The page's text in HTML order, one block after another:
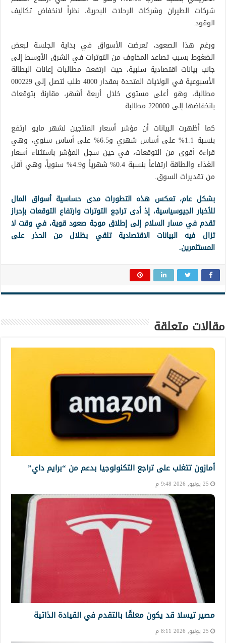
شركات الطيران وشركات الرحلات البحرية، نظراً لانخفاض تكاليف
الوقود.
ورغم هذا الصعود، تعرضت الأسواق في بداية الجلسة لبعض
الضغوط بسبب تصاعد المخاوف من التوترات في الشرق الأوسط إلى
جانب بيانات اقتصادية سلبية، حيث ارتفعت مطالبات إعانات البطالة
الأسبوعية في الولايات المتحدة بمقدار 4000 طلب لتصل إلى 000229
مطالبة، وهو أعلى مستوى خلال أربعة أشهر، مقارنة بتوقعات
بانخفاضها إلى 220000 مطالبة.
كما أظهرت البيانات أن مؤشر أسعار المنتجين لشهر مايو ارتفع
بنسبة 1.1% على أساس شهري و6.5% على أساس سنوي، وهي
قراءة أقوى من التوقعات، في حين سجل المؤشر باستثناء أسعار
الغذاء والطاقة ارتفاعاً بنسبة 0.4% شهرياً و4.9% سنوياً، وهي أقل
من تقديرات السوق.
بشكل عام، تعكس هذه التطورات مدى حساسية أسواق المال
للأخبار الجيوسياسية، إذ أدى تراجع التوترات وارتفاع التوقعات بإحراز
تقدم في مسار السلام إلى إطلاق موجة صعود قوية، في وقت لا
تزال فيه البيانات الاقتصادية تلقي بظلال من الحذر على
المستثمرين.
مقالات متعلقة
أمازون تتغلب على تراجع التكنولوجيا بدعم من “برايم داي”
25 يونيو, 2026 9:48 م
مصير تيسلا قد يكون معلقًا بالتقدم في القيادة الذاتية
25 يونيو, 2026 8:11 م